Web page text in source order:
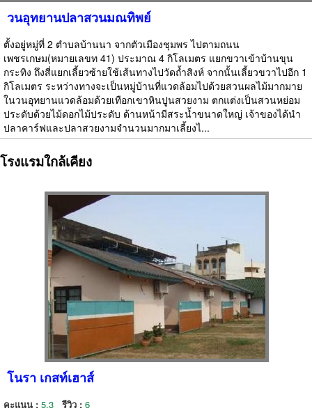
วนอุทยานปลาสวนมณทิพย์
ตั้งอยู่หมู่ที่ 2 ตำบลบ้านนา จากตัวเมืองชุมพร ไปตามถนน
เพชรเกษม(หมายเลขท 41) ประมาณ 4 กิโลเมตร แยกขวาเข้าบ้านขุน
กระทิง ถึงสี่แยกเลี้ยวซ้ายใช้เส้นทางไปวัดถ้ำสิงห์ จากนั้นเลี้ยวขวาไปอีก 1
กิโลเมตร ระหว่างทางจะเป็นหมู่บ้านที่แวดล้อมไปด้วยสวนผลไม้มากมาย
ในวนอุทยานแวดล้อมด้วยเทือกเขาหินปูนสวยงาม ตกแต่งเป็นสวนหย่อม
ประดับด้วยไม้ดอกไม้ประดับ ด้านหน้ามีสระน้ำขนาดใหญ่ เจ้าของได้นำ
ปลาคาร์ฟและปลาสวยงามจำนวนมากมาเลี้ยงไ...
โรงแรมใกล้เคียง
โนรา เกสท์เฮาส์
คะแนน : 5.3 รีวิว : 6